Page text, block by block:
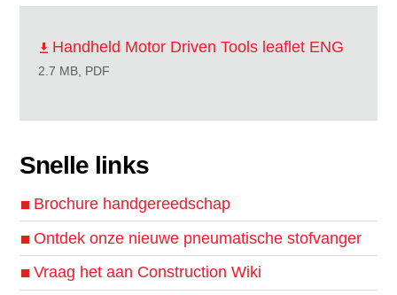
Handheld Motor Driven Tools leaflet ENG
2.7 MB, PDF
Snelle links
Brochure handgereedschap
Ontdek onze nieuwe pneumatische stofvanger
Vraag het aan Construction Wiki